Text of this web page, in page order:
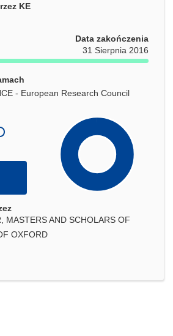
KE
Data zakończenia
31 Sierpnia 2016
- European Research Council
MASTERS AND SCHOLARS OF
OXFORD